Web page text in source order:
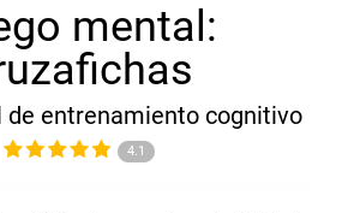
mental:
de entrenamiento cognitivo
4.1